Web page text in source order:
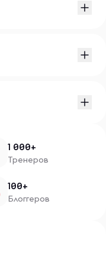
1 000+
Тренеров
100+
Блоггеров